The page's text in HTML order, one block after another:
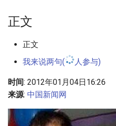
a
z
i
n
附加信息 [Processed Page
正文
正文
我来说两句(
人参与)
时间: 2012年01月04日16:26
来源: 中国新闻网